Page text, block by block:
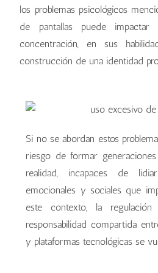
los problemas psicológicos
de pantallas puede
concentración, en sus
construcción de una identidad
Si no se abordan estos
riesgo de formar
realidad, incapaces de
emocionales y sociales que
este contexto, la
responsabilidad compartida
y plataformas tecnológicas se